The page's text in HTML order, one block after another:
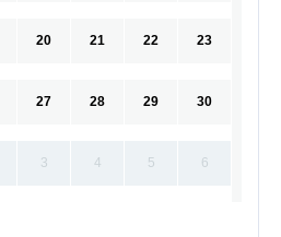
20 21 22 23
27 28 29 30
3 4 5 6